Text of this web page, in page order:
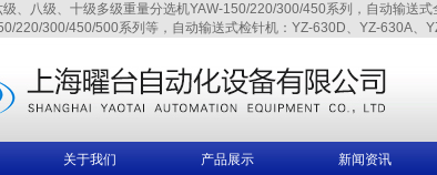
级、八级、十级多级重量分选机YAW-150/220/300/450系列，自动输
220/300/450/500系列等，自动输送式检针机：YZ-630D、YZ-630A
关于我们 产品展示 新闻资讯